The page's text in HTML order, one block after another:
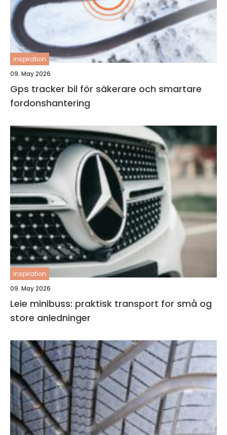
inspiration
09. May 2026
Gps tracker bil för säkerare och smartare
fordonshantering
inspiration
09. May 2026
Leie minibuss: praktisk transport for små og
store anledninger